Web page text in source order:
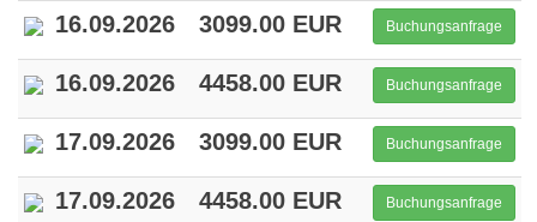
16.09.2026 3099.00 EUR Buchungsanfrage
16.09.2026 4458.00 EUR Buchungsanfrage
17.09.2026 3099.00 EUR Buchungsanfrage
17.09.2026 4458.00 EUR Buchungsanfrage